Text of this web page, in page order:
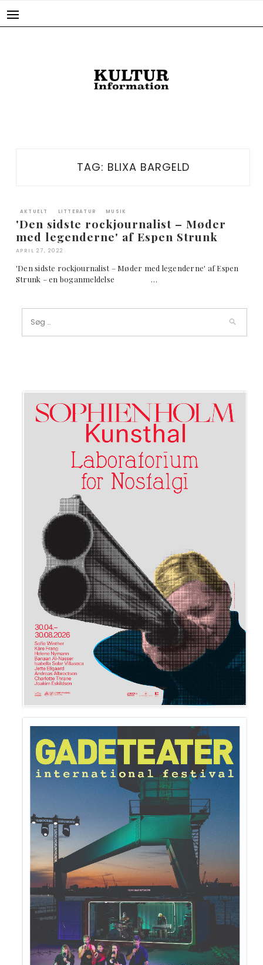
TAG: BLIXA BARGELD
AKTUELT LITTERATUR MUSIK
'Den sidste rockjournalist – Møder
med legenderne' af Espen Strunk
APRIL 27, 2022
'Den sidste rockjournalist – Møder med legenderne' af Espen
Strunk – en boganmeldelse …